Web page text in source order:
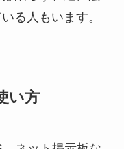
る人もいます。
い方